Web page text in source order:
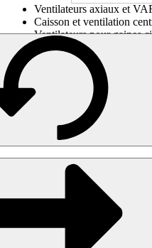
Ventilateurs axiaux et
Caisson et ventilation
Ventilateurs pour gaines
Ventilateurs pour gaines
Tourelles de toiture
Désenfumage, détection
Ventilateurs antidéflagrants
Mesurer. Contrôler.
Traitement d'air
Accessoires aérauliques